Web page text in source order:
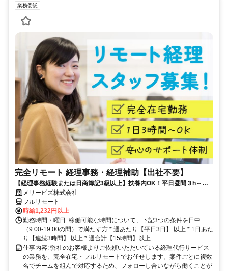
業務委託
完全リモート 経理事務・経理補助【出社不要】
【経理事務経験または日商簿記3級以上】扶養内OK！平日昼間３h～。
完全在宅で育児・介護中の方も大歓迎♪
メリービズ株式会社
フルリモート
時給1,232円以上
勤務時間・曜日: 稼働可能な時間について、下記3つの条件を日中
（9:00-19:00の間）で満たす方 * 週あたり【平日3日】 以上 * 1日あた
り【連続3時間】 以上 * 週合計【15時間】以上...
仕事内容: 弊社のお客様よりご依頼いただいている経理代行サービス
の業務を、完全在宅・フルリモートでお任せします。案件ごとに複数
名でチームを組んで対応するため、フォローし合いながら働くことが